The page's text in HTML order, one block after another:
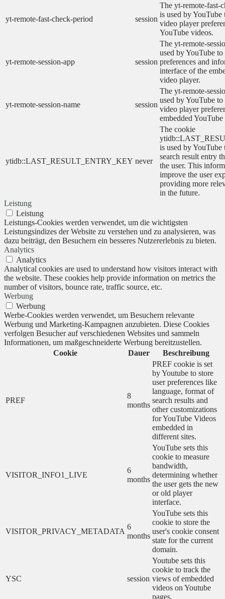
yt-remote-fast-check-period session
The yt-remote-fast-
is used by YouTube
video player
YouTube videos.
yt-remote-session-app session
The yt-remote-
used by YouTube to
preferences and
interface of the
video player.
yt-remote-session-name session
The yt-remote-
used by YouTube to
video player
embedded
ytidb::LAST_RESULT_ENTRY_KEY never
The cookie
is used by YouTube
search result entry
the user. This
improve the user
providing more
in the future.
Leistung
Leistung
Leistungs-Cookies werden verwendet, um die wichtigsten
Leistungsindizes der Website zu verstehen und zu analysieren, was
dazu beiträgt, den Besuchern ein besseres Nutzererlebnis zu bieten.
Analytics
Analytics
Analytical cookies are used to understand how visitors interact with
the website. These cookies help provide information on metrics the
number of visitors, bounce rate, traffic source, etc.
Werbung
Werbung
Werbe-Cookies werden verwendet, um Besuchern relevante
Werbung und Marketing-Kampagnen anzubieten. Diese Cookies
verfolgen Besucher auf verschiedenen Websites und sammeln
Informationen, um maßgeschneiderte Werbung bereitzustellen.
Cookie
Dauer Beschreibung
PREF
8
months
PREF cookie is set
by Youtube to store
user preferences like
language, format of
search results and
other customizations
for YouTube Videos
embedded in
different sites.
VISITOR_INFO1_LIVE
6
months
YouTube sets this
cookie to measure
bandwidth,
determining whether
the user gets the new
or old player
interface.
VISITOR_PRIVACY_METADATA
6
months
YouTube sets this
cookie to store the
user's cookie consent
state for the current
domain.
YSC session
Youtube sets this
cookie to track the
views of embedded
videos on Youtube
pages.